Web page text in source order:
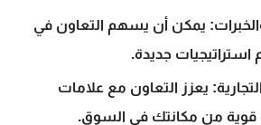
يمكن أن يسهم التعاون في
استراتيجيات جديدة.
يعزز التعاون مع علامات
قوية من مكانتك في السوق.